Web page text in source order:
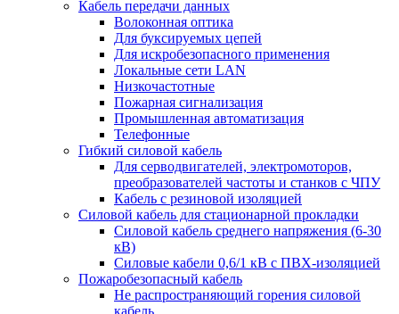
Кабель передачи данных
Волоконная оптика
Для буксируемых цепей
Для искробезопасного применения
Локальные сети LAN
Низкочастотные
Пожарная сигнализация
Промышленная автоматизация
Телефонные
Гибкий силовой кабель
Для серводвигателей, электромоторов,
преобразователей частоты и станков с ЧПУ
Кабель с резиновой изоляцией
Силовой кабель для стационарной прокладки
Силовой кабель среднего напряжения (6-30
кВ)
Силовые кабели 0,6/1 кВ с ПВХ-изоляцией
Пожаробезопасный кабель
Не распространяющий горения силовой